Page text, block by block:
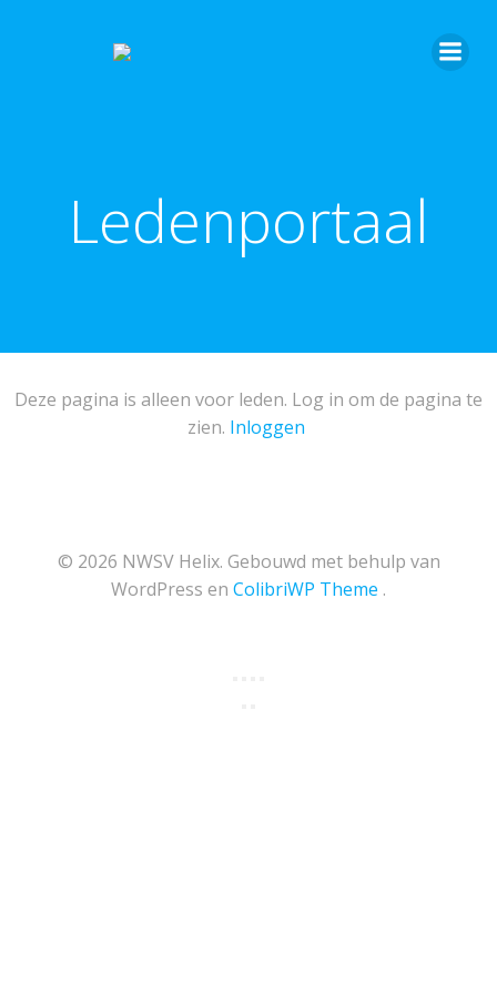
Ledenportaal
Deze pagina is alleen voor leden. Log in om de pagina te
zien. Inloggen
© 2026 NWSV Helix. Gebouwd met behulp van
WordPress en ColibriWP Theme .